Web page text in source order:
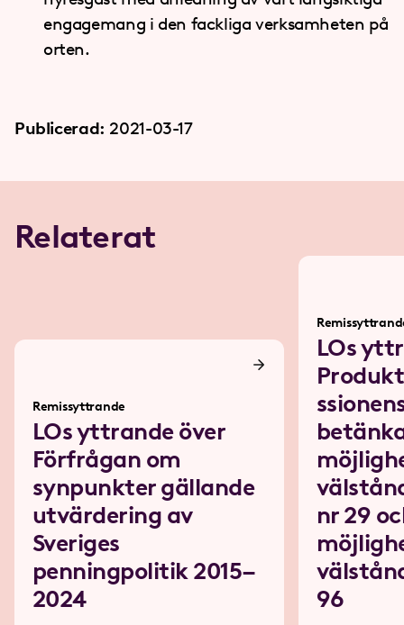
engagemang i den fackliga verksamheten på
orten.
Publicerad: 2021-03-17
Relaterat
Remissyttrande
LOs yttrande över
Förfrågan om
synpunkter gällande
utvärdering av
Sveriges
penningpolitik 2015–
2024
LOs
nr 29
96